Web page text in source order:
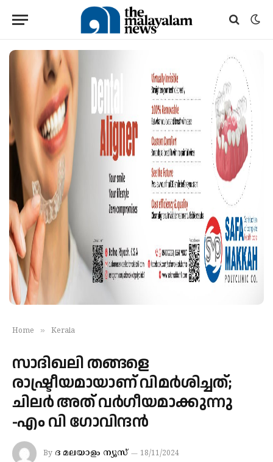
Home » Kerala
സാദിഖലി തങ്ങളെ
രാഷ്ട്രീയമായാണ് വിമർശിച്ചത്;
ചിലർ അത് വർഗീയമാക്കുന്നു
-എം വി ഗോവിന്ദൻ
By ദ മലയാളം ന്യൂസ്‌ 18/11/2024